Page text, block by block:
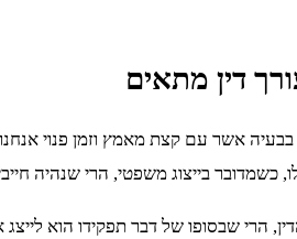
דין מתאים
אשר עם קצת מאמץ וזמן פנוי
כשמדובר בייצוג משפטי, הרי שנהיה
הרי שבסופו של דבר תפקידו הוא